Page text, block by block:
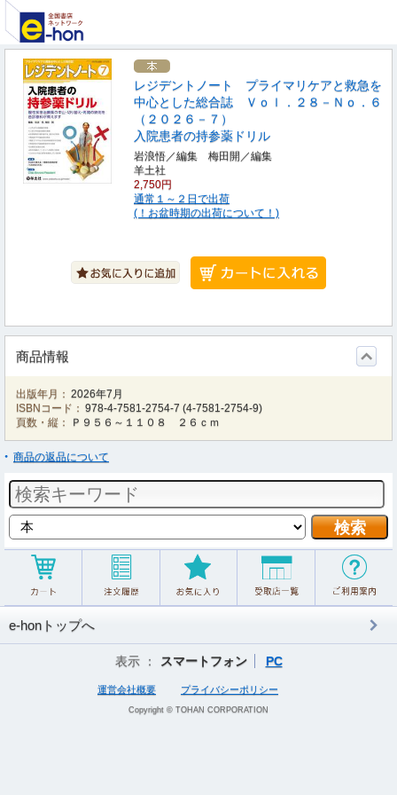
レジデントノート プライマリケアと救急を
中心とした総合誌 Ｖｏｌ．２８－Ｎｏ．６
（２０２６－７）
入院患者の持参薬ドリル
岩浪悟／編集 梅田開／編集
羊土社
2,750円
通常１～２日で出荷
(！お盆時期の出荷について！)
商品情報
出版年月： 2026年7月
ISBNコード： 978-4-7581-2754-7 (4-7581-2754-9)
頁数・縦：
Ｐ９５６～１１０８ ２６ｃｍ
商品の返品について
e-honトップへ
表示 ： スマートフォン PC
運営会社概要 プライバシーポリシー
Copyright © TOHAN CORPORATION